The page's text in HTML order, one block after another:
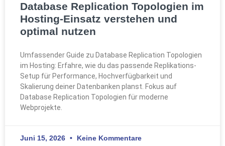
Database Replication Topologien im
Hosting-Einsatz verstehen und
optimal nutzen
Umfassender Guide zu Database Replication Topologien
im Hosting: Erfahre, wie du das passende Replikations-
Setup für Performance, Hochverfügbarkeit und
Skalierung deiner Datenbanken planst. Fokus auf
Database Replication Topologien für moderne
Webprojekte.
Juni 15, 2026 Keine Kommentare